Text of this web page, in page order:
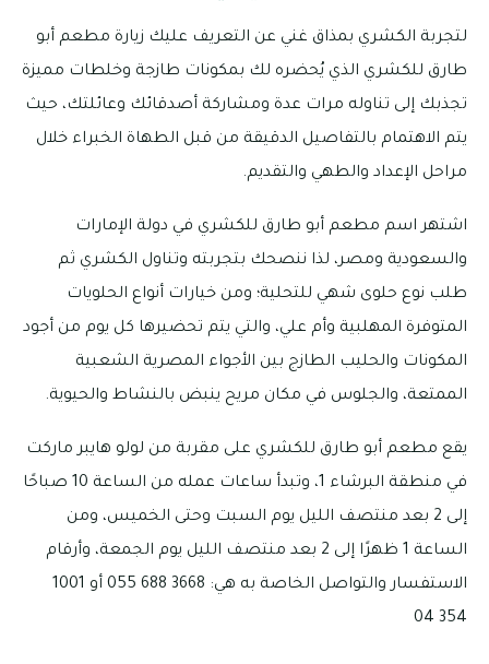
لتجربة الكشري بمذاق غني عن التعريف عليك زيارة مطعم أبو
طارق للكشري الذي يُحضره لك بمكونات طازجة وخلطات مميزة
تجذبك إلى تناوله مرات عدة ومشاركة أصدقائك وعائلتك، حيث
يتم الاهتمام بالتفاصيل الدقيقة من قبل الطهاة الخبراء خلال
مراحل الإعداد والطهي والتقديم.
اشتهر اسم مطعم أبو طارق للكشري في دولة الإمارات
والسعودية ومصر، لذا ننصحك بتجربته وتناول الكشري ثم
طلب نوع حلوى شهي للتحلية؛ ومن خيارات أنواع الحلويات
المتوفرة المهلبية وأم علي، والتي يتم تحضيرها كل يوم من أجود
المكونات والحليب الطازج بين الأجواء المصرية الشعبية
الممتعة، والجلوس في مكان مريح ينبض بالنشاط والحيوية.
يقع مطعم أبو طارق للكشري على مقربة من لولو هايبر ماركت
في منطقة البرشاء 1، وتبدأ ساعات عمله من الساعة 10 صباحًا
إلى 2 بعد منتصف الليل يوم السبت وحتى الخميس، ومن
الساعة 1 ظهرًا إلى 2 بعد منتصف الليل يوم الجمعة، وأرقام
الاستفسار والتواصل الخاصة به هي: 3668 688 055 أو 1001
354 04